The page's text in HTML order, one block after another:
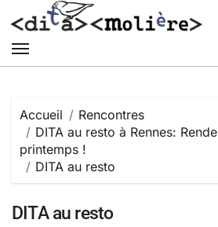
au
contenu
Accueil
Rencontres
DITA au resto à Rennes:
printemps !
DITA au resto
DITA au resto